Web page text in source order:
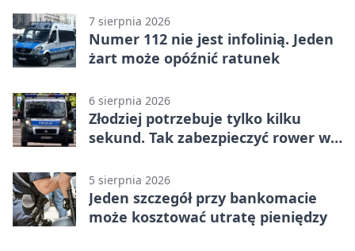
7 sierpnia 2026
Numer 112 nie jest infolinią. Jeden
żart może opóźnić ratunek
6 sierpnia 2026
Złodziej potrzebuje tylko kilku
sekund. Tak zabezpieczyć rower w
5 sierpnia 2026
Jeden szczegół przy bankomacie
może kosztować utratę pieniędzy